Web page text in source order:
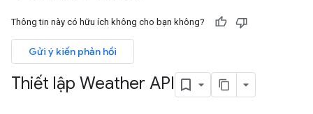
Thông tin này có hữu ích không cho bạn không?
Gửi ý kiến phản hồi
Thiết lập Weather API